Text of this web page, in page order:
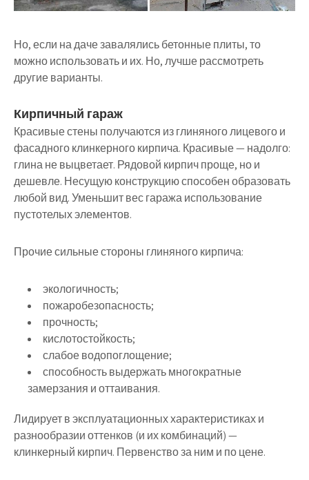
Но, если на даче завалялись бетонные плиты, то
можно использовать и их. Но, лучше рассмотреть
другие варианты.
Кирпичный гараж
Красивые стены получаются из глиняного лицевого и
фасадного клинкерного кирпича. Красивые — надолго:
глина не выцветает. Рядовой кирпич проще, но и
дешевле. Несущую конструкцию способен образовать
любой вид. Уменьшит вес гаража использование
пустотелых элементов.
Прочие сильные стороны глиняного кирпича:
экологичность;
пожаробезопасность;
прочность;
кислотостойкость;
слабое водопоглощение;
способность выдержать многократные
замерзания и оттаивания.
Лидирует в эксплуатационных характеристиках и
разнообразии оттенков (и их комбинаций) —
клинкерный кирпич. Первенство за ним и по цене.